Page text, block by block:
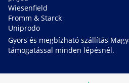
Wiesenfield
Fromm & Starck
Uniprodo
Gyors és megbízható szállítás
támogatással minden lépésnél.